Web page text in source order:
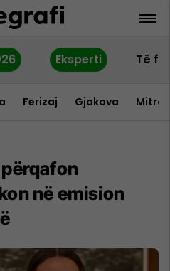
Eksperti Të
Ferizaj Gjakova
në emision